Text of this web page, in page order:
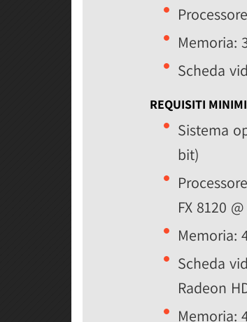
Memoria:
Scheda
REQUISITI MINIMI
Sistema
bit)
FX 8120
Memoria:
Scheda
Radeon
Memoria: